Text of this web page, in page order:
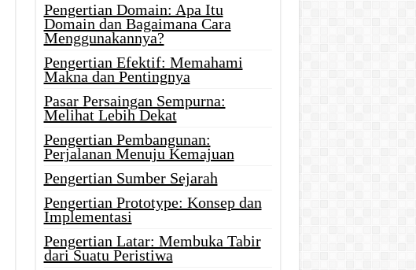
Pengertian Domain: Apa Itu
Domain dan Bagaimana Cara
Menggunakannya?
Pengertian Efektif: Memahami
Makna dan Pentingnya
Pasar Persaingan Sempurna:
Melihat Lebih Dekat
Pengertian Pembangunan:
Perjalanan Menuju Kemajuan
Pengertian Sumber Sejarah
Pengertian Prototype: Konsep dan
Implementasi
Pengertian Latar: Membuka Tabir
dari Suatu Peristiwa